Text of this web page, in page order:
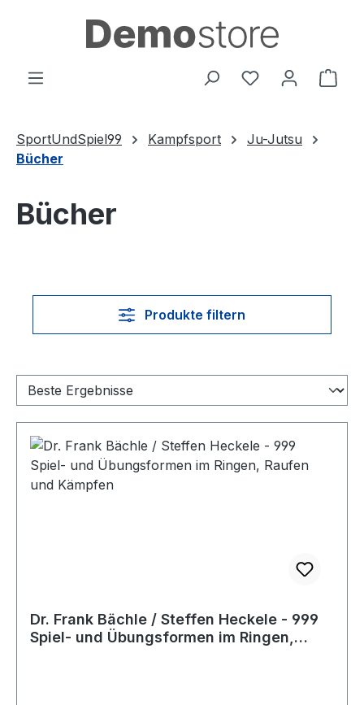
Zum Hauptinhalt springen
Du hast 0
SportUndSpiel99 Kampfsport
Ju-Jutsu
Bücher
Bücher
Produkte filtern
Dr. Frank Bächle / Steffen Heckele - 999
Spiel- und Übungsformen im Ringen,